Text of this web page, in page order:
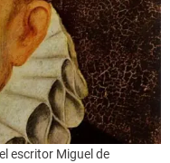
escritor Miguel de